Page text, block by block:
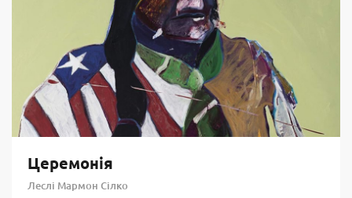
Церемонія
Леслі Мармон Сілко